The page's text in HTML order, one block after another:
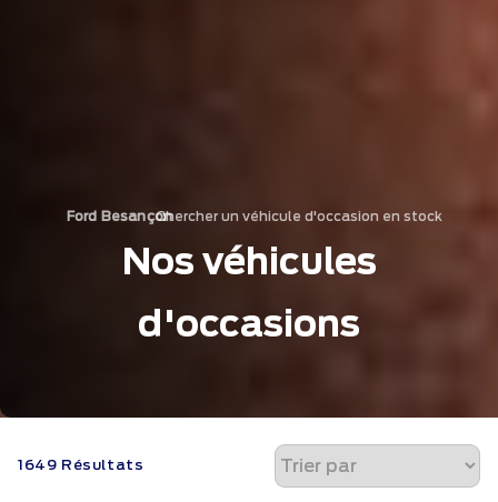
Ford Besançon
›
Chercher un véhicule d'occasion en stock
Nos véhicules
d'occasions
1649 Résultats